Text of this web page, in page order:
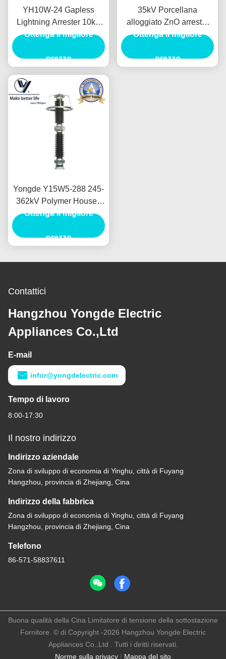
YH10W-24 Gapless
Lightning Arrester 10kA
24kV IEC60099-4
Ottenga il migliore
prezzo
35kV Porcellana
alloggiato ZnO arrester
fulmine Y5WZ5-51/134
Ottenga il migliore
prezzo
Yongde Y15W5-288 245-
362kV Polymer Housed
Lightning Arrester
Ottenga il migliore
prezzo
Contattici
Hangzhou Yongde Electric
Appliances Co.,Ltd
E-mail
infor@yongdelectric.com
Tempo di lavoro
8:00-17:30
Il nostro indirizzo
Indirizzo aziendale
Zona di sviluppo di economia di Yinghu, città di Fuyang
Hangzhou, provincia di Zhejiang, Cina
Indirizzo della fabbrica
Zona di sviluppo di economia di Yinghu, città di Fuyang
Hangzhou, provincia di Zhejiang, Cina
Telefono
86-571-58837611
Norme sulla privacy | Mappa del sito
Buona qualità della Cina Limitatore di tensione della sottostazione
Fornitore. © di Copyright -2026 Hangzhou Yongde Electric
Appliances Co.,Ltd . Tutti i diritti riservati.